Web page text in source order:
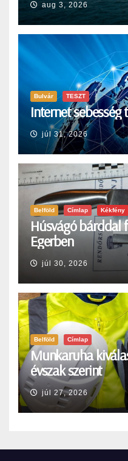
aug 3, 2026
Bulvár TESZT
Internet sebesség
júl 31, 2026
Belföld Címlap Kékfény
Húsvágó bárddal
Egerben
júl 30, 2026
Belföld Címlap
Munkaruha
évszak szerint
júl 27, 2026